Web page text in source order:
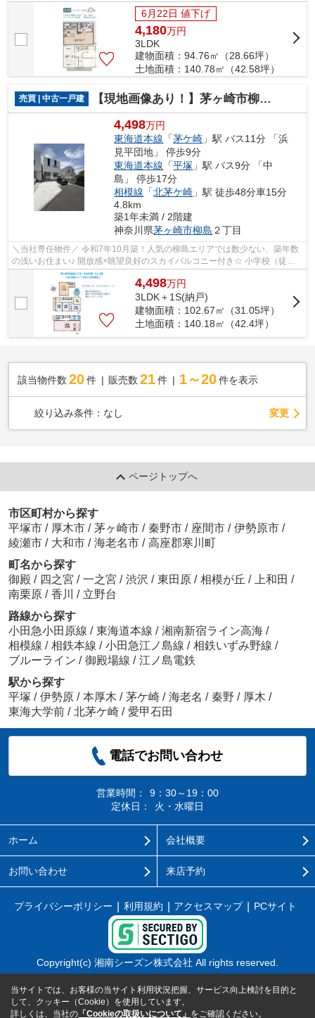
足元から暖まります♪ ぜひこの機会にご...
6月22日 値下げ
4,180万円
3LDK
建物面積：94.76㎡（28.66坪）
土地面積：140.78㎡（42.58坪）
売買 | 中古一戸建 【現地画像あり！】茅ヶ崎市柳島2丁目 中古戸建 42.4坪
4,498万円
東海道本線 「茅ケ崎 」駅 バス11分 「浜
見平団地」 停歩9分
東海道本線 「平塚 」駅 バス9分 「中
島」 停歩17分
相模線 「北茅ケ崎 」駅 徒歩48分車15分
4.8km
築1年未満 / 2階建
神奈川県茅ヶ崎市柳島 ２丁目
＼当社専任物件／ 令和7年10月築！人気の柳島エリアでは数少ない、築年数
の浅いお住まい♪ 開放感×眺望良好のスカイバルコニー付き☆ 小学校（徒歩2
分）中学校（徒歩5分）と近く、お子さ...
4,498万円
3LDK＋1S(納戸)
建物面積：102.67㎡（31.05坪）
土地面積：140.18㎡（42.4坪）
該当物件数 20件 販売数 21 件 1～20 件を表示
絞り込み条件： なし 変更
ページトップへ
市区町村から探す
平塚市 / 厚木市 / 茅ヶ崎市 / 秦野市 / 座間市 / 伊勢原市 /
綾瀬市 / 大和市 / 海老名市 / 高座郡寒川町
町名から探す
御殿 / 四之宮 / 一之宮 / 渋沢 / 東田原 / 相模が丘 / 上和田 /
南栗原 / 香川 / 立野台
路線から探す
小田急小田原線 / 東海道本線 / 湘南新宿ライン高海 /
相模線 / 相鉄本線 / 小田急江ノ島線 / 相鉄いずみ野線 /
ブルーライン / 御殿場線 / 江ノ島電鉄
駅から探す
平塚 / 伊勢原 / 本厚木 / 茅ケ崎 / 海老名 / 秦野 / 厚木 /
東海大学前 / 北茅ケ崎 / 愛甲石田
電話でお問い合わせ
営業時間：
9：30～19：00
定休日：
火・水曜日
ホーム 会社概要
お問い合わせ 来店予約
プライバシーポリシー 利用規約 アクセスマップ PCサイト
Copyright(c) 湘南シーズン株式会社 All rights reserved.
当サイトでは、お客様の当サイト利用状況把握、サービス向上検討を目的と
して、クッキー（Cookie）を使用しています。
詳しくは、当社の 「Cookieの取扱いについて」 をご確認ください。